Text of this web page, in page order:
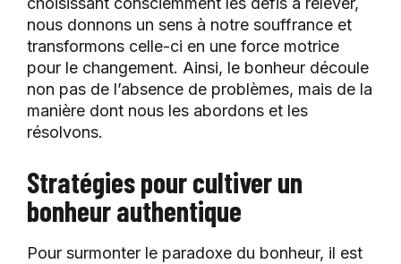
nous donnons un sens à notre souffrance et
transformons celle-ci en une force motrice
pour le changement. Ainsi, le bonheur découle
non pas de l’absence de problèmes, mais de la
manière dont nous les abordons et les
résolvons.
Stratégies pour cultiver un
bonheur authentique
Pour surmonter le paradoxe du bonheur, il est